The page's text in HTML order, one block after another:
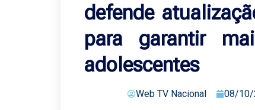
defende
para garantir
adolescentes
Web TV Nacional 08/10/